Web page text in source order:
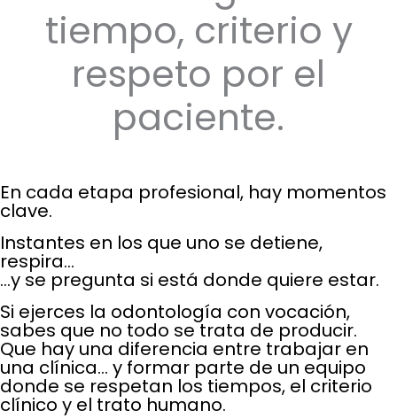
tiempo, criterio y
respeto por el
paciente.
En cada etapa profesional, hay momentos
clave.
Instantes en los que uno se detiene,
respira…
…y se pregunta si está donde quiere estar.
Si ejerces la odontología con vocación,
sabes que no todo se trata de producir.
Que hay una diferencia entre trabajar en
una clínica… y formar parte de un equipo
donde se respetan los tiempos, el criterio
clínico y el trato humano.